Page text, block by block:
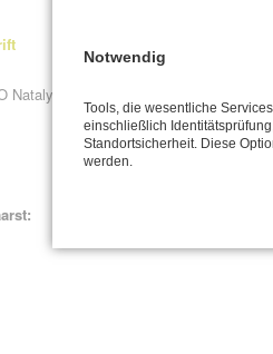
Nataly Leufgen
Notwendig
Tools, die wesentliche
einschließlich
Standortsicherheit. Diese
werden.